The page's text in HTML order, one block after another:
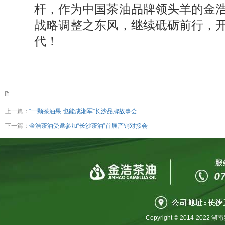
杆，作为中国茶油品牌领头羊的金
战略调整之东风，继续砥砺前行，
代！
上一篇： “一颗茶油果 也能成湘军”长沙品牌故事会
下一篇： 金浩茶油受邀参加“长沙茶油”首届产销对接会
Copyright © 2014-2022 湖